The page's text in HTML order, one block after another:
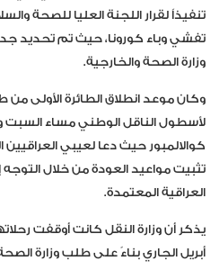
تنفيذاً لقرار اللجنة العليا للصحة
تفشي وباء كورونا، حيث تم تحديد
وزارة الصحة والخارجية.
لأسطول الناقل الوطني مساء السبت
كوالالمبور حيث دعا لعيبي العراقيين
تثبيت مواعيد العودة من خلال
العراقية المعتمدة.
أبريل الجاري بناءً على طلب وزارة